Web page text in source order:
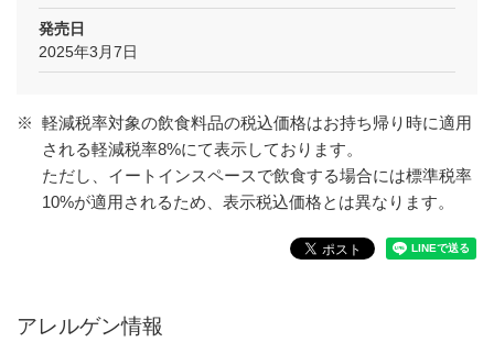
発売日
2025年3月7日
※ 軽減税率対象の飲食料品の税込価格はお持ち帰り時に適用
される軽減税率8%にて表示しております。
ただし、イートインスペースで飲食する場合には標準税率
10%が適用されるため、表示税込価格とは異なります。
アレルゲン情報